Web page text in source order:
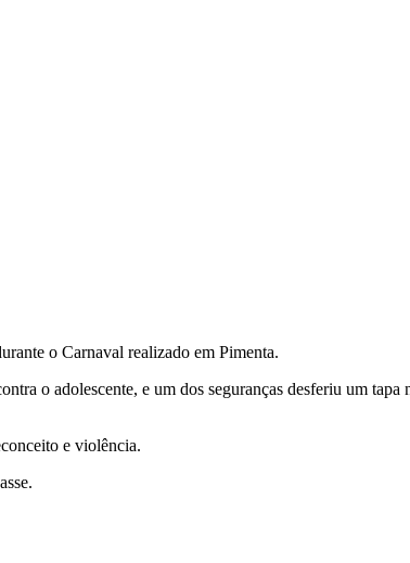
o Carnaval realizado em Pimenta.
o adolescente, e um dos seguranças desferiu um tapa
e violência.